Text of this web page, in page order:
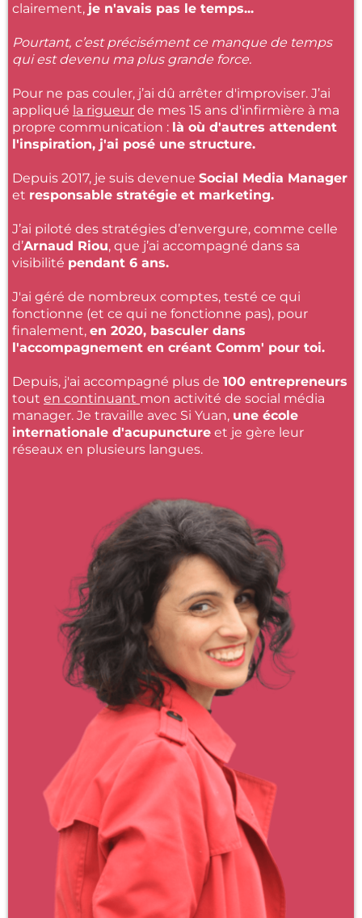
clairement, je n'avais pas le temps...
Pourtant, c’est précisément ce manque de temps
qui est devenu ma plus grande force.
Pour ne pas couler, j’ai dû arrêter d'improviser. J’ai
appliqué la rigueur de mes 15 ans d'infirmière à ma
propre communication : là où d'autres attendent
l'inspiration, j'ai posé une structure.
Depuis 2017, je suis devenue Social Media Manager
et responsable stratégie et marketing.
J’ai piloté des stratégies d’envergure, comme celle
d’Arnaud Riou, que j’ai accompagné dans sa
visibilité pendant 6 ans.
J'ai géré de nombreux comptes, testé ce qui
fonctionne (et ce qui ne fonctionne pas), pour
finalement, en 2020, basculer dans
l'accompagnement en créant Comm' pour toi.
Depuis, j'ai accompagné plus de 100 entrepreneurs
tout en continuant mon activité de social média
manager. Je travaille avec Si Yuan, une école
internationale d'acupuncture et je gère leur
réseaux en plusieurs langues.